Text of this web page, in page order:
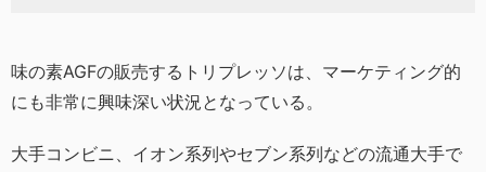
味の素AGFの販売するトリプレッソは、マーケティング的
にも非常に興味深い状況となっている。
大手コンビニ、イオン系列やセブン系列などの流通大手で